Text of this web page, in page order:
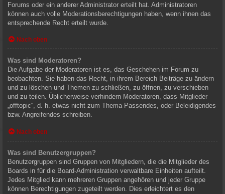
Forums oder ein anderer Administrator erteilt hat. Administratoren
können auch volle Moderationsberechtigungen haben, wenn ihnen das
entsprechende Recht erteilt wurde.
Nach oben
Was sind Moderatoren?
Die Aufgabe der Moderatoren ist es, das Geschehen im Forum zu
beobachten. Sie haben das Recht, in ihrem Bereich Beiträge zu ändern
und zu löschen und Themen zu schließen, zu öffnen, zu verschieben
und zu teilen. Üblicherweise verhindern Moderatoren, dass Mitglieder
„offtopic“, d. h. etwas nicht zum Thema Passendes, oder Beleidigendes
bzw. Angreifendes schreiben.
Nach oben
Was sind Benutzergruppen?
Benutzergruppen sind Gruppen von Mitgliedern, die die Mitglieder des
Boards in für die Board-Administration verwaltbare Einheiten aufteilt.
Jedes Mitglied kann mehreren Gruppen angehören und jeder Gruppe
können Berechtigungen zugeteilt werden. Dies erleichtert es den